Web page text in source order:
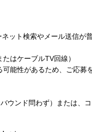
ット検索やメール送信が
はケーブルTV回線）
能性があるため、ご応募
ウンド問わず）または、